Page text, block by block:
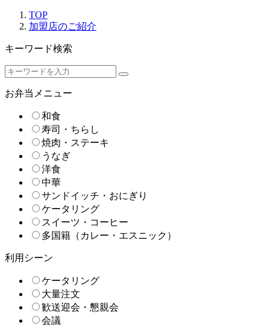
TOP
加盟店のご紹介
キーワード検索
お弁当メニュー
和食
寿司・ちらし
焼肉・ステーキ
うなぎ
洋食
中華
サンドイッチ・おにぎり
ケータリング
スイーツ・コーヒー
多国籍（カレー・エスニック）
利用シーン
ケータリング
大量注文
歓送迎会・懇親会
会議